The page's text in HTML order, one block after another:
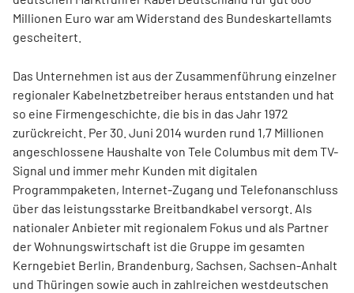
Millionen Euro war am Widerstand des Bundeskartellamts
gescheitert.
Das Unternehmen ist aus der Zusammenführung einzelner
regionaler Kabelnetzbetreiber heraus entstanden und hat
so eine Firmengeschichte, die bis in das Jahr 1972
zurückreicht. Per 30. Juni 2014 wurden rund 1,7 Millionen
angeschlossene Haushalte von Tele Columbus mit dem TV-
Signal und immer mehr Kunden mit digitalen
Programmpaketen, Internet-Zugang und Telefonanschluss
über das leistungsstarke Breitbandkabel versorgt. Als
nationaler Anbieter mit regionalem Fokus und als Partner
der Wohnungswirtschaft ist die Gruppe im gesamten
Kerngebiet Berlin, Brandenburg, Sachsen, Sachsen-Anhalt
und Thüringen sowie auch in zahlreichen westdeutschen